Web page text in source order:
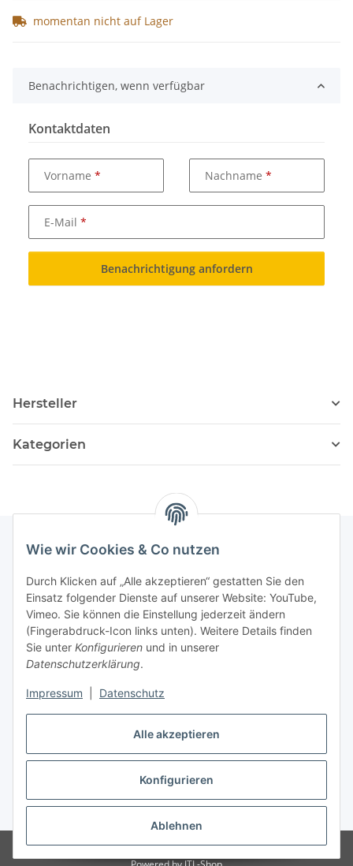
Alle akzeptieren
Konfigurieren
Ablehnen
Wie wir Cookies & Co nutzen
Durch Klicken auf „Alle akzeptieren“ gestatten Sie den
Einsatz folgender Dienste auf unserer Website: YouTube,
Vimeo. Sie können die Einstellung jederzeit ändern
(Fingerabdruck-Icon links unten). Weitere Details finden
Sie unter Konfigurieren und in unserer
Datenschutzerklärung.
Impressum Datenschutz
momentan nicht auf Lager
Benachrichtigen, wenn verfügbar
Kontaktdaten
Vorname Nachname
E-Mail
Benachrichtigung anfordern
Hersteller
Kategorien
Informationen
036204. 803903
Achtung!!!
16:00 – 19:00 Uhr
Vertrag widerrufen
* Alle Preise inkl. gesetzlicher USt., zzgl.Versand
© RC-High Performance
Irrtümer und Änderungen vorbehalten